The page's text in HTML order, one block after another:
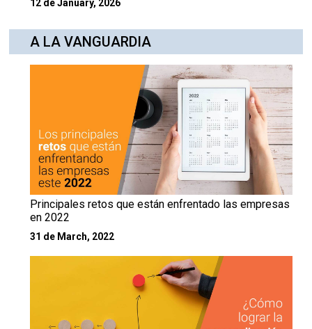
12 de January, 2026
A LA VANGUARDIA
Principales retos que están enfrentado las empresas
en 2022
31 de March, 2022